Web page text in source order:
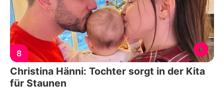
8
Christina Hänni: Tochter sorgt in der Kita
für Staunen